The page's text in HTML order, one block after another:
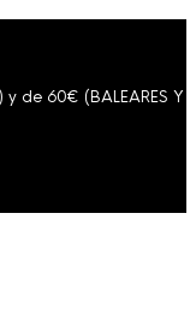
y de 60€ (BALEARES Y